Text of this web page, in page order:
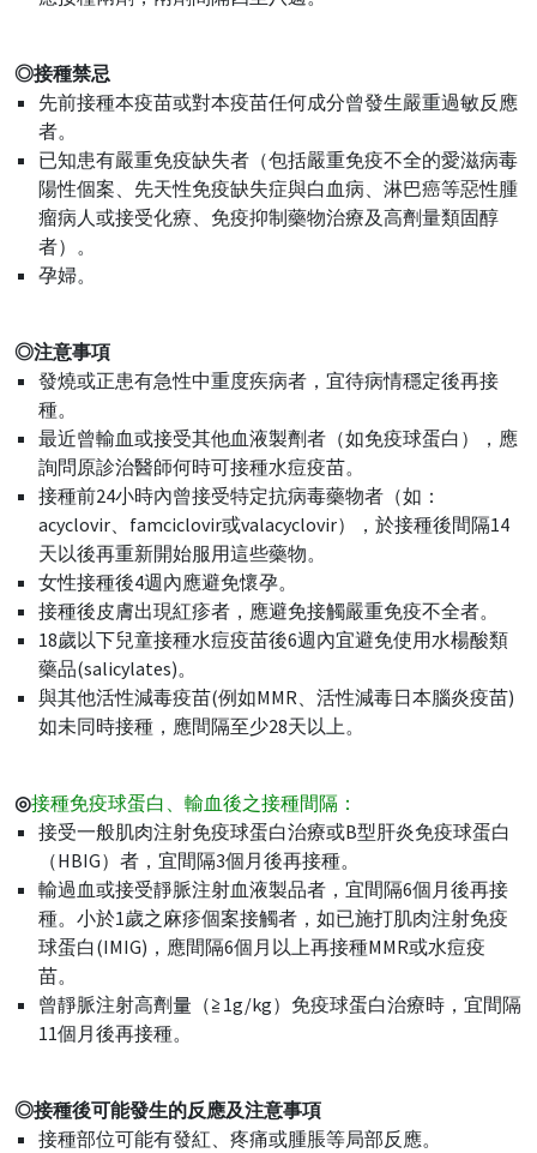
◎接種禁忌
先前接種本疫苗或對本疫苗任何成分曾發生嚴重過敏反應
者。
已知患有嚴重免疫缺失者（包括嚴重免疫不全的愛滋病毒
陽性個案、先天性免疫缺失症與白血病、淋巴癌等惡性腫
瘤病人或接受化療、免疫抑制藥物治療及高劑量類固醇
者）。
孕婦。
◎注意事項
發燒或正患有急性中重度疾病者，宜待病情穩定後再接
種。
最近曾輸血或接受其他血液製劑者（如免疫球蛋白），應
詢問原診治醫師何時可接種水痘疫苗。
接種前24小時內曾接受特定抗病毒藥物者（如：
acyclovir、famciclovir或valacyclovir），於接種後間隔14
天以後再重新開始服用這些藥物。
女性接種後4週內應避免懷孕。
接種後皮膚出現紅疹者，應避免接觸嚴重免疫不全者。
18歲以下兒童接種水痘疫苗後6週內宜避免使用水楊酸類
藥品(salicylates)。
與其他活性減毒疫苗(例如MMR、活性減毒日本腦炎疫苗)
如未同時接種，應間隔至少28天以上。
◎接種免疫球蛋白、輸血後之接種間隔：
接受一般肌肉注射免疫球蛋白治療或B型肝炎免疫球蛋白
（HBIG）者，宜間隔3個月後再接種。
輸過血或接受靜脈注射血液製品者，宜間隔6個月後再接
種。小於1歲之麻疹個案接觸者，如已施打肌肉注射免疫
球蛋白(IMIG)，應間隔6個月以上再接種MMR或水痘疫
苗。
曾靜脈注射高劑量（≧1g/kg）免疫球蛋白治療時，宜間隔
11個月後再接種。
◎接種後可能發生的反應及注意事項
接種部位可能有發紅、疼痛或腫脹等局部反應。